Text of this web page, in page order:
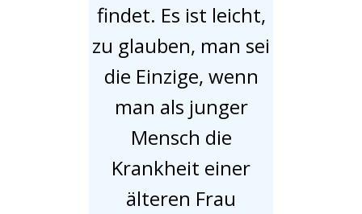
findet. Es ist leicht,
zu glauben, man sei
die Einzige, wenn
man als junger
Mensch die
Krankheit einer
älteren Frau